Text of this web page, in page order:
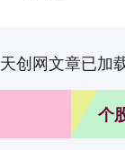
天创网文章已加
个